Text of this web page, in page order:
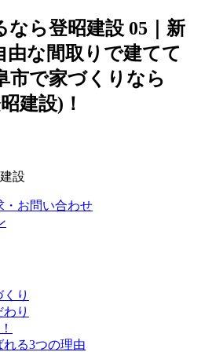
なら登昭建設 05｜新
由な間取りで建てて
市で家づくりなら
建設)！
設
り
り
る3つの理由